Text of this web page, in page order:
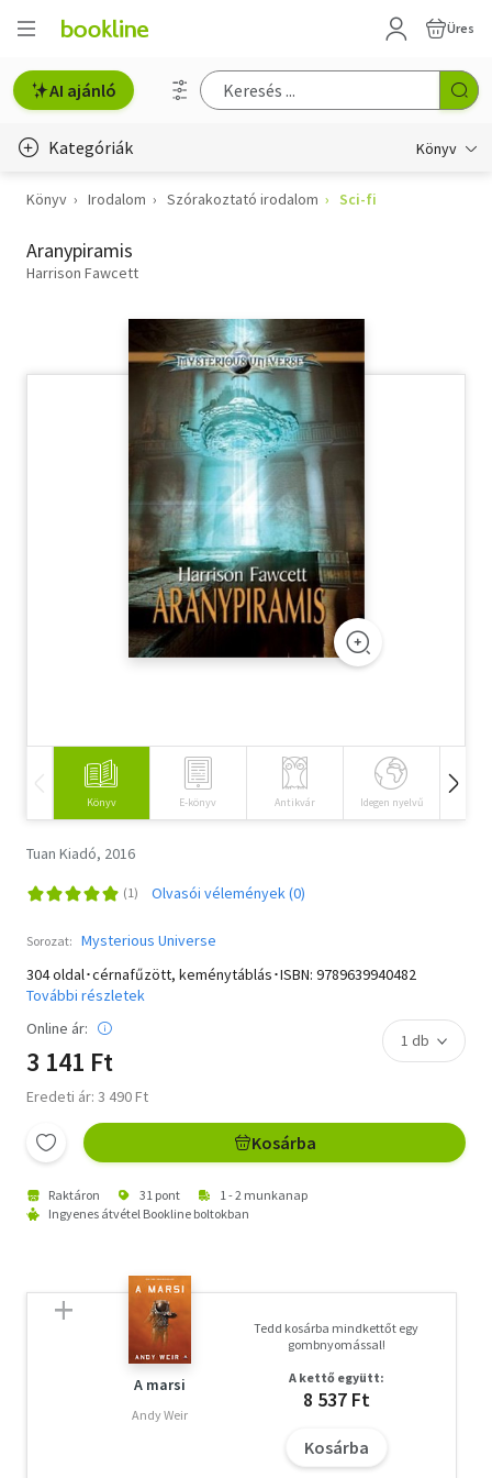
Üres
AI ajánló
Kategóriák Könyv
Életmód, egészség
Erotika
Szótár, nyelvkönyv
Tankönyv, segédkönyv
Társadalomtudomány
Könyv Irodalom Szórakoztató irodalom Sci-fi
Aranypiramis
Harrison Fawcett
Könyv E-könyv Antikvár Idegen nyelvű
Tuan Kiadó, 2016
Olvasói vélemények (0)
Sorozat: Mysterious Universe
304 oldal･cérnafűzött, keménytáblás･ISBN: 9789639940482
További részletek
Online ár:
3 141 Ft
Eredeti ár: 3 490 Ft
Kosárba
Raktáron 31 pont
1 - 2 munkanap
Ingyenes átvétel Bookline boltokban
A marsi
Andy Weir
Tedd kosárba mindkettőt egy
gombnyomással!
A kettő együtt:
8 537 Ft
Kosárba